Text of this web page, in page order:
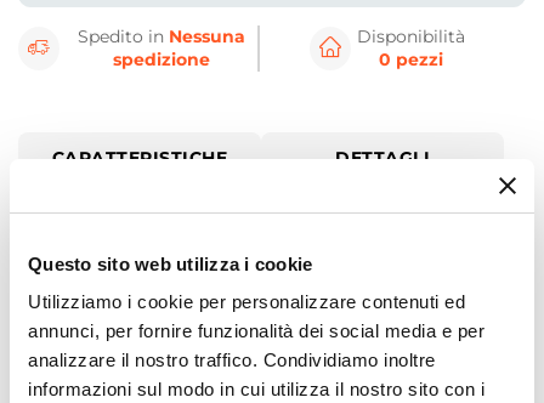
Questo sito web utilizza i cookie
Utilizziamo i cookie per personalizzare contenuti ed
annunci, per fornire funzionalità dei social media e per
analizzare il nostro traffico. Condividiamo inoltre
informazioni sul modo in cui utilizza il nostro sito con i
Spedito in Nessuna
spedizione
Disponibilità
0 pezzi
CARATTERISTICHE DETTAGLI
Una poltrona moderna, dalle linee nette e decise,
una configurazione minimale che si adatta ad
ogni tipo di arredo. La possibilità di creare una